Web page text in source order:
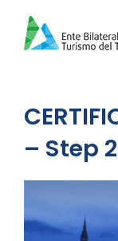
contenuto
– Step 2